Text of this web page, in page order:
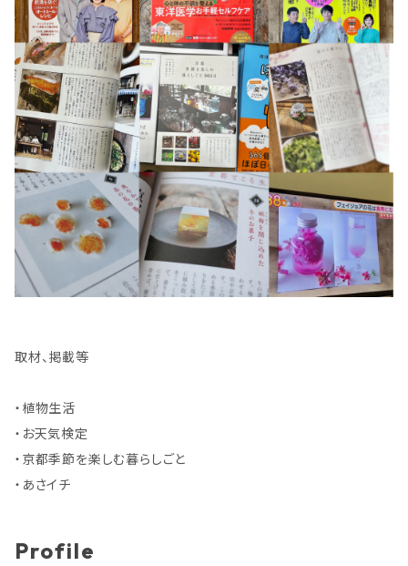
取材、掲載等
・植物生活
・お天気検定
・京都季節を楽しむ暮らしごと
・あさイチ
Profile